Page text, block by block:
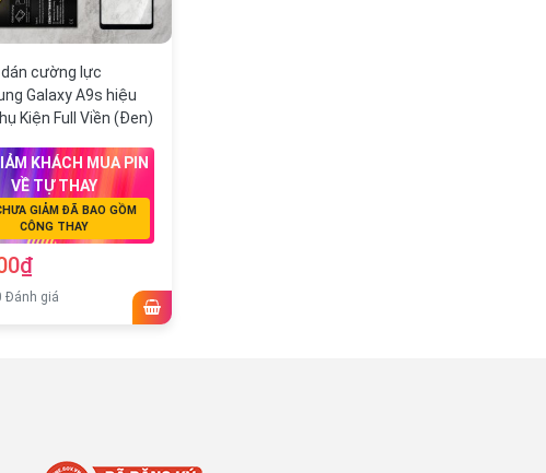
cường lực
Galaxy A9s hiệu
Kiện Full Viền (Đen)
KHÁCH MUA PIN
VỀ TỰ THAY
GIẢM ĐÃ BAO GỒM
CÔNG THAY
Đánh giá